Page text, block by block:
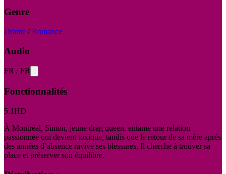
Genre
Drame /Romance
Audio
FR /FR
Fonctionnalités
5.1HD
À Montréal, Simon, jeune drag queen, entame une relation
passionnée qui devient toxique, tandis que le retour de sa mère après
des années d’absence ravive ses blessures. Il cherche à trouver sa
place et préserver son équilibre.